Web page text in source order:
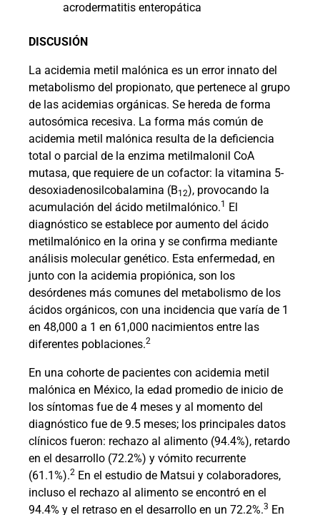
acrodermatitis enteropática
DISCUSIÓN
La acidemia metil malónica es un error innato del
metabolismo del propionato, que pertenece al grupo
de las acidemias orgánicas. Se hereda de forma
autosómica recesiva. La forma más común de
acidemia metil malónica resulta de la deficiencia
total o parcial de la enzima metilmalonil CoA
mutasa, que requiere de un cofactor: la vitamina 5-
desoxiadenosilcobalamina (B12), provocando la
acumulación del ácido metilmalónico.1
El
diagnóstico se establece por aumento del ácido
metilmalónico en la orina y se confirma mediante
análisis molecular genético. Esta enfermedad, en
junto con la acidemia propiónica, son los
desórdenes más comunes del metabolismo de los
ácidos orgánicos, con una incidencia que varía de 1
en 48,000 a 1 en 61,000 nacimientos entre las
diferentes poblaciones.2
En una cohorte de pacientes con acidemia metil
malónica en México, la edad promedio de inicio de
los síntomas fue de 4 meses y al momento del
diagnóstico fue de 9.5 meses; los principales datos
clínicos fueron: rechazo al alimento (94.4%), retardo
en el desarrollo (72.2%) y vómito recurrente
(61.1%).2 En el estudio de Matsui y colaboradores,
incluso el rechazo al alimento se encontró en el
94.4% y el retraso en el desarrollo en un 72.2%.3 En